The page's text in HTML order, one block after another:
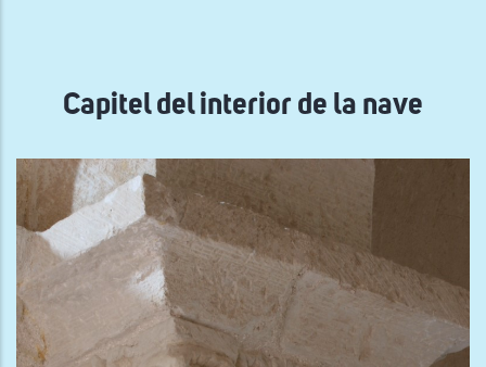
Capitel del interior de la nave